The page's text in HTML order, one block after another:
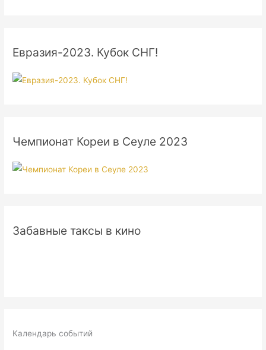
Евразия-2023. Кубок СНГ!
Чемпионат Кореи в Сеуле 2023
Забавные таксы в кино
Календарь событий